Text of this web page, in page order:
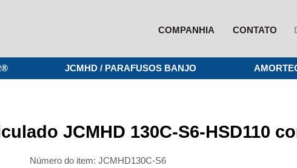
COMPANHIA CONTATO
JCMHD / PARAFUSOS BANJO
JCMHD 130C-S6-HSD110
Número do item:JCMHD130C-S6